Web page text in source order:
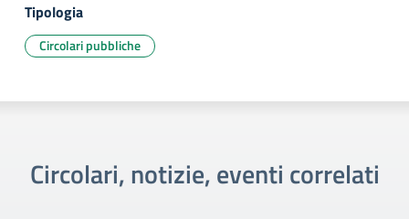
Tipologia
Circolari pubbliche
Circolari, notizie, eventi correlati